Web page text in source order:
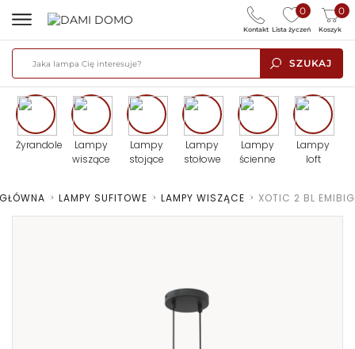
SZUKAJ
0
Lista życzeń
0
Koszyk
Kontakt
Żyrandole
Lampy
wiszące
Lampy
stojące
Lampy
stołowe
Lampy
ścienne
Lampy
loft
> LAMPY SUFITOWE > LAMPY WISZĄCE > XOTIC 2 BL EMIBIG